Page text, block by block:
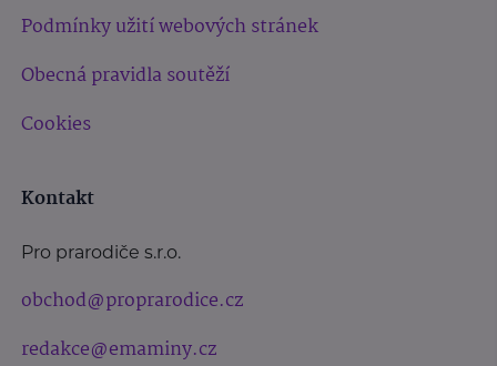
Podmínky užití webových stránek
Obecná pravidla soutěží
Cookies
Kontakt
Pro prarodiče s.r.o.
obchod@proprarodice.cz
redakce@emaminy.cz